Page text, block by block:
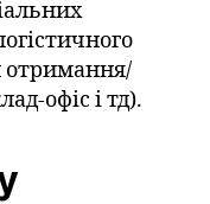
отримання/
офіс і тд).